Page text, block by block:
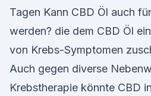
Tagen Kann CBD Öl auch
werden? die dem CBD Öl
von Krebs-Symptomen
Auch gegen diverse
Krebstherapie könnte CBD